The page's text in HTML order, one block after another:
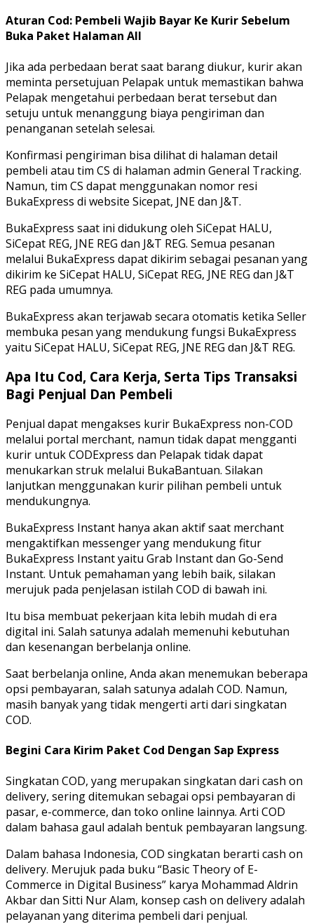
Aturan Cod: Pembeli Wajib Bayar Ke Kurir Sebelum
Buka Paket Halaman All
Jika ada perbedaan berat saat barang diukur, kurir akan
meminta persetujuan Pelapak untuk memastikan bahwa
Pelapak mengetahui perbedaan berat tersebut dan
setuju untuk menanggung biaya pengiriman dan
penanganan setelah selesai.
Konfirmasi pengiriman bisa dilihat di halaman detail
pembeli atau tim CS di halaman admin General Tracking.
Namun, tim CS dapat menggunakan nomor resi
BukaExpress di website Sicepat, JNE dan J&T.
BukaExpress saat ini didukung oleh SiCepat HALU,
SiCepat REG, JNE REG dan J&T REG. Semua pesanan
melalui BukaExpress dapat dikirim sebagai pesanan yang
dikirim ke SiCepat HALU, SiCepat REG, JNE REG dan J&T
REG pada umumnya.
BukaExpress akan terjawab secara otomatis ketika Seller
membuka pesan yang mendukung fungsi BukaExpress
yaitu SiCepat HALU, SiCepat REG, JNE REG dan J&T REG.
Apa Itu Cod, Cara Kerja, Serta Tips Transaksi
Bagi Penjual Dan Pembeli
Penjual dapat mengakses kurir BukaExpress non-COD
melalui portal merchant, namun tidak dapat mengganti
kurir untuk CODExpress dan Pelapak tidak dapat
menukarkan struk melalui BukaBantuan. Silakan
lanjutkan menggunakan kurir pilihan pembeli untuk
mendukungnya.
BukaExpress Instant hanya akan aktif saat merchant
mengaktifkan messenger yang mendukung fitur
BukaExpress Instant yaitu Grab Instant dan Go-Send
Instant. Untuk pemahaman yang lebih baik, silakan
merujuk pada penjelasan istilah COD di bawah ini.
Itu bisa membuat pekerjaan kita lebih mudah di era
digital ini. Salah satunya adalah memenuhi kebutuhan
dan kesenangan berbelanja online.
Saat berbelanja online, Anda akan menemukan beberapa
opsi pembayaran, salah satunya adalah COD. Namun,
masih banyak yang tidak mengerti arti dari singkatan
COD.
Begini Cara Kirim Paket Cod Dengan Sap Express
Singkatan COD, yang merupakan singkatan dari cash on
delivery, sering ditemukan sebagai opsi pembayaran di
pasar, e-commerce, dan toko online lainnya. Arti COD
dalam bahasa gaul adalah bentuk pembayaran langsung.
Dalam bahasa Indonesia, COD singkatan berarti cash on
delivery. Merujuk pada buku “Basic Theory of E-
Commerce in Digital Business” karya Mohammad Aldrin
Akbar dan Sitti Nur Alam, konsep cash on delivery adalah
pelayanan yang diterima pembeli dari penjual.